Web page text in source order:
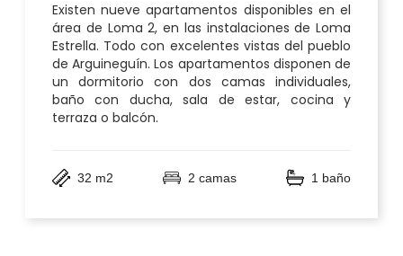
Existen nueve apartamentos disponibles en el
área de Loma 2, en las instalaciones de Loma
Estrella. Todo con excelentes vistas del pueblo
de Arguineguín. Los apartamentos disponen de
un dormitorio con dos camas individuales,
baño con ducha, sala de estar, cocina y
terraza o balcón.
32 m2 2 camas 1 baño